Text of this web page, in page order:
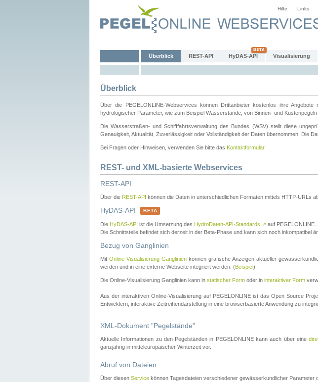
Hilfe Links
Überblick REST-API HyDAS-API Visualisierung
Überblick
Über die PEGELONLINE-Webservices können Drittanbieter kostenlos ihre
hydrologischer Parameter, wie zum Beispiel Wasserstände, von Binnen- und
Die Wasserstraßen- und Schifffahrtsverwaltung des Bundes (WSV) stellt diese
Genauigkeit, Aktualität, Zuverlässigkeit oder Vollständigkeit der Daten übernommen. Die
Bei Fragen oder Hinweisen, verwenden Sie bitte das Kontaktformular.
REST- und XML-basierte Webservices
REST-API
Über die REST-API können die Daten in unterschiedlichen Formaten mittels HTTP-URLs
HyDAS-API BETA
Die HyDAS-API ist die Umsetzung des HydroDaten-API-Standards ↗ auf PEGELONLINE.
Die Schnittstelle befindet sich derzeit in der Beta-Phase und kann sich noch inkompatibel
Bezug von Ganglinien
MitOnline-Visualisierung Ganglinien können grafische Anzeigen aktueller
werden und in eine externe Webseite integriert werden. (Beispiel).
Die Online-Visualisierung Ganglinien kann in statischer Form oder in interaktiver Form
Aus der interaktiven Online-Visualisierung auf PEGELONLINE ist das Open Source
Entwicklern, interaktive Zeitreihendarstellung in eine browserbasierte Anwendung zu
XML-Dokument "Pegelstände"
Aktuelle Informationen zu den Pegelständen in PEGELONLINE kann auch über eine
ganzjährig in mitteleuropäischer Winterzeit vor.
Abruf von Dateien
Über diesen Service können Tagesdateien verschiedener gewässerkundlicher Parameter